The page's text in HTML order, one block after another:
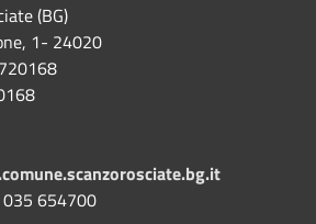
(BG)
1- 24020
035 654700